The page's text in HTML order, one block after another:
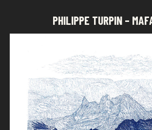
PHILIPPE TURPIN –